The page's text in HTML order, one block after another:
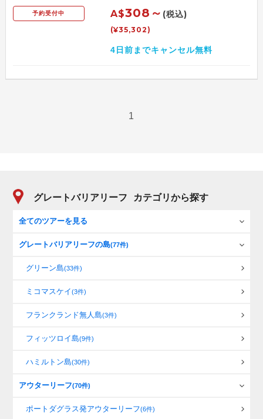
予約受付中 A$308～ (税込)
(¥35,302)
4日前までキャンセル無料
1
グレートバリアリーフ カテゴリから探す
全てのツアーを見る
グレートバリアリーフの島(77件)
グリーン島(33件)
ミコマスケイ(3件)
フランクランド無人島(3件)
フィッツロイ島(9件)
ハミルトン島(30件)
アウターリーフ(70件)
ポートダグラス発アウターリーフ(6件)